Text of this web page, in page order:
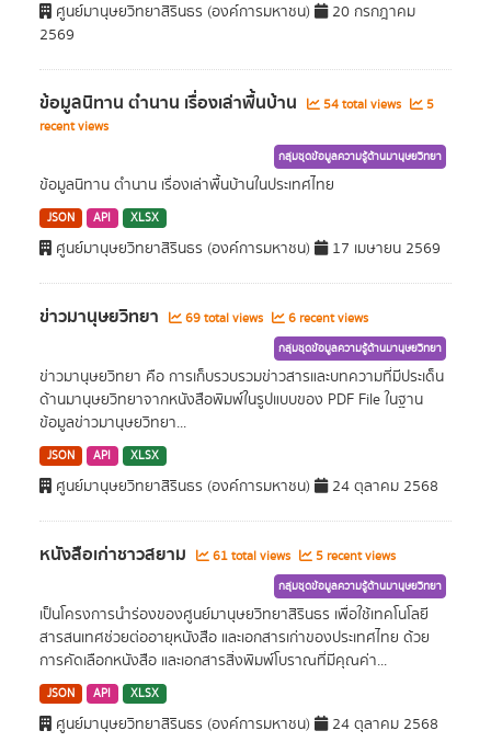
ศูนย์มานุษยวิทยาสิรินธร (องค์การมหาชน)
20 กรกฎาคม
2569
ข้อมูลนิทาน ตำนาน เรื่องเล่าพื้นบ้าน 54 total views
5
recent views
กลุ่มชุดข้อมูลความรู้ด้านมานุษยวิทยา
ข้อมูลนิทาน ตำนาน เรื่องเล่าพื้นบ้านในประเทศไทย
JSON API XLSX
ศูนย์มานุษยวิทยาสิรินธร (องค์การมหาชน) 17 เมษายน 2569
ข่าวมานุษยวิทยา 69 total views 6 recent views
กลุ่มชุดข้อมูลความรู้ด้านมานุษยวิทยา
ข่าวมานุษยวิทยา คือ การเก็บรวบรวมข่าวสารและบทความที่มีประเด็น
ด้านมานุษยวิทยาจากหนังสือพิมพ์ในรูปแบบของ PDF File ในฐาน
ข้อมูลข่าวมานุษยวิทยา...
JSON API XLSX
ศูนย์มานุษยวิทยาสิรินธร (องค์การมหาชน) 24 ตุลาคม 2568
หนังสือเก่าชาวสยาม 61 total views 5 recent views
กลุ่มชุดข้อมูลความรู้ด้านมานุษยวิทยา
เป็นโครงการนำร่องของศูนย์มานุษยวิทยาสิรินธร เพื่อใช้เทคโนโลยี
สารสนเทศช่วยต่ออายุหนังสือ และเอกสารเก่าของประเทศไทย ด้วย
การคัดเลือกหนังสือ และเอกสารสิ่งพิมพ์โบราณที่มีคุณค่า...
JSON API XLSX
ศูนย์มานุษยวิทยาสิรินธร (องค์การมหาชน) 24 ตุลาคม 2568